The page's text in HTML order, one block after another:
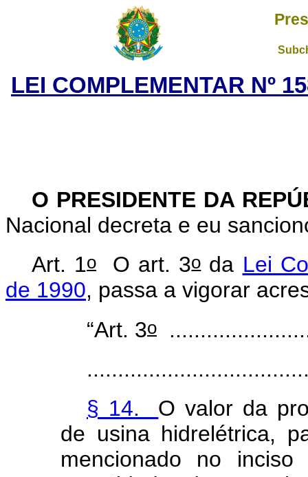
LEI COMPLEMENTAR Nº
O PRESIDENTE DA
Nacional decreta e eu
Art. 1o O art. 3oda Lei
de 1990, passa a vigorar
“Art. 3o
§ 14. O valor da
de usina hidrelétrica,
mencionado no